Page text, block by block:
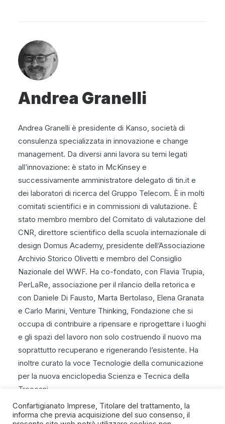
Andrea Granelli
Andrea Granelli è presidente di Kanso, società di
consulenza specializzata in innovazione e change
management. Da diversi anni lavora su temi legati
all’innovazione: è stato in McKinsey e
successivamente amministratore delegato di tin.it e
dei laboratori di ricerca del Gruppo Telecom. È in molti
comitati scientifici e in commissioni di valutazione. È
stato membro membro del Comitato di valutazione del
CNR, direttore scientifico della scuola internazionale di
design Domus Academy, presidente dell’Associazione
Archivio Storico Olivetti e membro del Consiglio
Nazionale del WWF. Ha co-fondato, con Flavia Trupia,
PerLaRe, associazione per il rilancio della retorica e
con Daniele Di Fausto, Marta Bertolaso, Elena Granata
e Carlo Marini, Venture Thinking, Fondazione che si
occupa di contribuire a ripensare e riprogettare i luoghi
e gli spazi del lavoro non solo costruendo il nuovo ma
soprattutto recuperano e rigenerando l’esistente. Ha
inoltre curato la voce Tecnologie della comunicazione
per la nuova enciclopedia Scienza e Tecnica della
Treccani
Confartigianato Imprese, Titolare del trattamento, la
informa che previa acquisizione del suo consenso, il